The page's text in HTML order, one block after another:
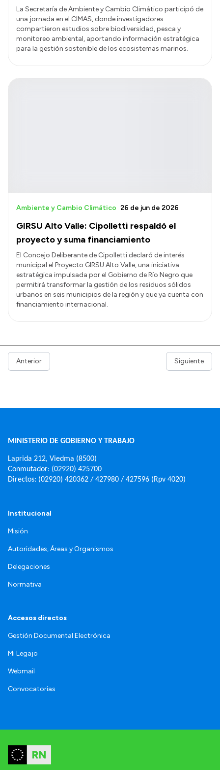
La Secretaría de Ambiente y Cambio Climático participó de
una jornada en el CIMAS, donde investigadores
compartieron estudios sobre biodiversidad, pesca y
monitoreo ambiental, aportando información estratégica
para la gestión sostenible de los ecosistemas marinos.
GIRSU Alto Valle: Cipolletti respaldó el
proyecto y suma financiamiento
Ambiente y Cambio Climático 26 de jun de 2026
El Concejo Deliberante de Cipolletti declaró de interés
municipal el Proyecto GIRSU Alto Valle, una iniciativa
estratégica impulsada por el Gobierno de Río Negro que
permitirá transformar la gestión de los residuos sólidos
urbanos en seis municipios de la región y que ya cuenta con
financiamiento internacional.
Anterior Siguiente
MINISTERIO DE GOBIERNO Y TRABAJO
Laprida 212, Viedma (8500)
Conmutador: (02920) 425700
Directos: (02920) 420362 / 427980 / 427596 (Rpv 4020)
Institucional
Misión
Autoridades, Áreas y Organismos
Delegaciones
Normativa
Accesos directos
Gestión Documental Electrónica
Mi Legajo
Webmail
Convocatorias